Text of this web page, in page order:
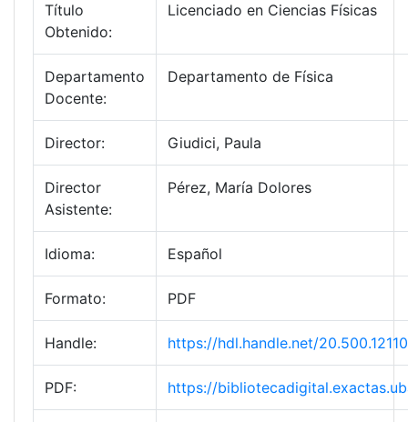
Título
Obtenido:
Licenciado en Ciencias Físicas
Departamento
Docente:
Departamento de Física
Director: Giudici, Paula
Director
Asistente:
Pérez, María Dolores
Idioma: Español
Formato: PDF
Handle: https://hdl.handle.net/
PDF: https://